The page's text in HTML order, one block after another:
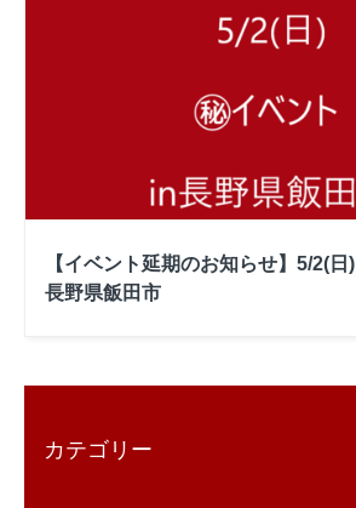
【イベント延期のお知らせ】5/2(日)
長野県飯田市
カテゴリー